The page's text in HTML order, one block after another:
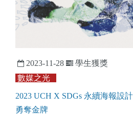
2023-11-28
學生獲獎
數媒之光
2023 UCH X SDGs 永續海報設
勇奪金牌